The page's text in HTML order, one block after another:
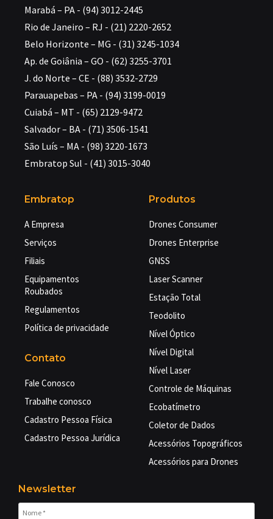
Marabá – PA - (94) 3012-2445
Rio de Janeiro – RJ - (21) 2220-2652
Belo Horizonte – MG - (31) 3245-1034
Ap. de Goiânia – GO - (62) 3255-3701
J. do Norte – CE - (88) 3532-2729
Parauapebas – PA - (94) 3199-0019
Cuiabá – MT - (65) 2129-9472
Salvador – BA - (71) 3506-1541
São Luís – MA - (98) 3220-1673
Embratop Sul - (41) 3015-3040
Embratop
A Empresa
Serviços
Filiais
Equipamentos
Roubados
Regulamentos
Política de privacidade
Contato
Fale Conosco
Trabalhe conosco
Cadastro Pessoa Física
Cadastro Pessoa Jurídica
Produtos
Drones Consumer
Drones Enterprise
GNSS
Laser Scanner
Estação Total
Teodolito
Nível Óptico
Nível Digital
Nível Laser
Controle de Máquinas
Ecobatímetro
Coletor de Dados
Acessórios Topográficos
Acessórios para Drones
Newsletter